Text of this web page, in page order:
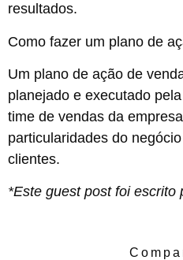
resultados.
Como fazer um plano de
Um plano de ação de
planejado e executado
time de vendas da
particularidades do
clientes.
*Este guest post foi escrito